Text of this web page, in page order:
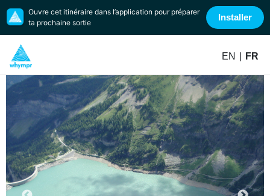
EN FR
Ouvre cet itinéraire dans l’application pour préparer
ta prochaine sortie
Installer